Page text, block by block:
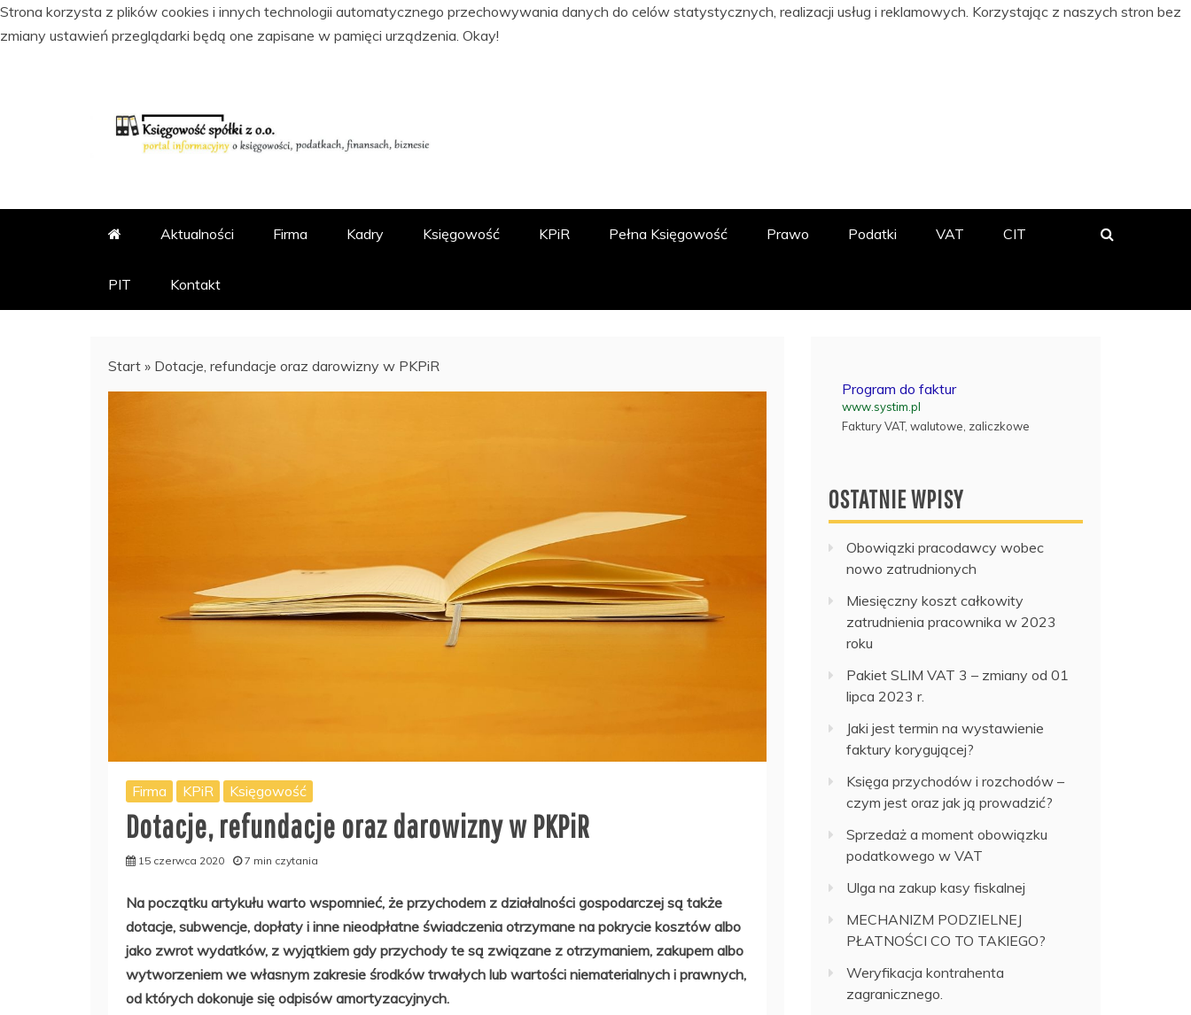
Strona korzysta z plików cookies i innych technologii automatycznego przechowywania danych do celów statystycznych, realizacji usług i reklamowych. Korzystając z naszych stron bez
zmiany ustawień przeglądarki będą one zapisane w pamięci urządzenia. Okay!
Aktualności Firma Kadry Księgowość KPiR Pełna Księgowość Prawo Podatki VAT CIT
PIT Kontakt
Start » Dotacje, refundacje oraz darowizny w PKPiR
Firma KPiR Księgowość
Dotacje, refundacje oraz darowizny w PKPiR
15 czerwca 2020 7 min czytania
Na początku artykułu warto wspomnieć, że przychodem z działalności gospodarczej są także
dotacje, subwencje, dopłaty i inne nieodpłatne świadczenia otrzymane na pokrycie kosztów albo
jako zwrot wydatków, z wyjątkiem gdy przychody te są związane z otrzymaniem, zakupem albo
wytworzeniem we własnym zakresie środków trwałych lub wartości niematerialnych i prawnych,
od których dokonuje się odpisów amortyzacyjnych.
Program do faktur
www.systim.pl
Faktury VAT, walutowe, zaliczkowe
OSTATNIE WPISY
Obowiązki pracodawcy wobec
nowo zatrudnionych
Miesięczny koszt całkowity
zatrudnienia pracownika w 2023
roku
Pakiet SLIM VAT 3 – zmiany od 01
lipca 2023 r.
Jaki jest termin na wystawienie
faktury korygującej?
Księga przychodów i rozchodów –
czym jest oraz jak ją prowadzić?
Sprzedaż a moment obowiązku
podatkowego w VAT
Ulga na zakup kasy fiskalnej
MECHANIZM PODZIELNEJ
PŁATNOŚCI CO TO TAKIEGO?
Weryfikacja kontrahenta
zagranicznego.